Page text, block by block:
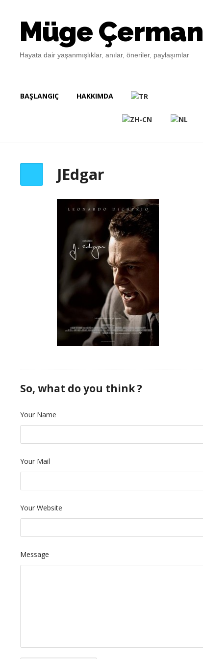
Müge Çerman
Hayata dair yaşanmışlıklar, anılar, öneriler, paylaşımlar
BAŞLANGIÇ HAKKIMDA
JEdgar
So, what do you think ?
Your Name
Your Mail
Your Website
Message